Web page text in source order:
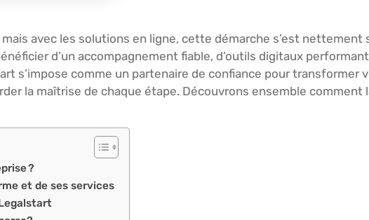
avec les solutions en ligne, cette démarche s’est nettement
d’un accompagnement fiable, d’outils digitaux
s’impose comme un partenaire de confiance pour transformer
la maîtrise de chaque étape. Découvrons ensemble comment
?
et de ses services